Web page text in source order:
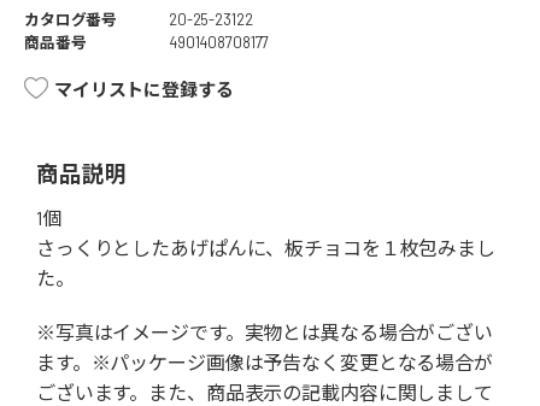
カタログ番号
20-25-23122
商品番号
4901408708177
マイリストに登録する
商品説明
1個
さっくりとしたあげぱんに、板チョコを１枚包みまし
た。
※写真はイメージです。実物とは異なる場合がござい
ます。※パッケージ画像は予告なく変更となる場合が
ございます。また、商品表示の記載内容に関しまして